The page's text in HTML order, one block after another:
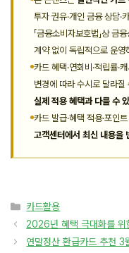
투자 권유·개인 금융 상담·
「금융소비자보호법」상 금
계약 없이 독립적으로 운영
카드 혜택·연회비·적립률·
변경에 따라 수시로 달라
실제 적용 혜택과 다를 수
카드 발급·혜택 적용·포인
고객센터에서 최신 내용을
카
테
리
카드활용
2026년 혜택 극대화를 위
연말정산 환급카드 추천 3